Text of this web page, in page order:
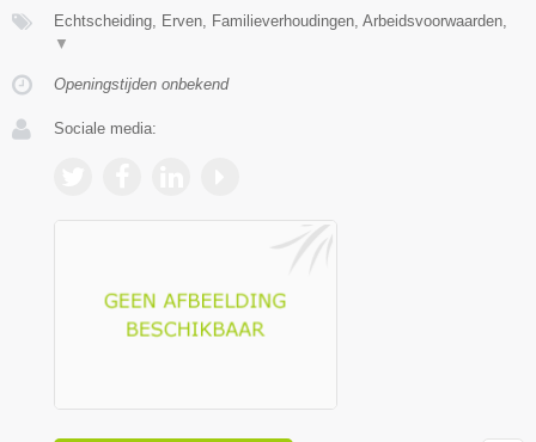
Echtscheiding, Erven, Familieverhoudingen, Arbeidsvoorwaarden,
▼
Openingstijden onbekend
Sociale media: